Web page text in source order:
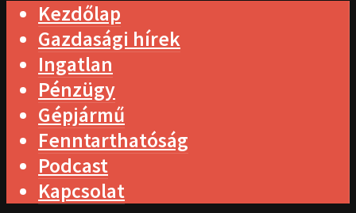
Kezdőlap
Gazdasági hírek
Ingatlan
Pénzügy
Gépjármű
Fenntarthatóság
Podcast
Kapcsolat